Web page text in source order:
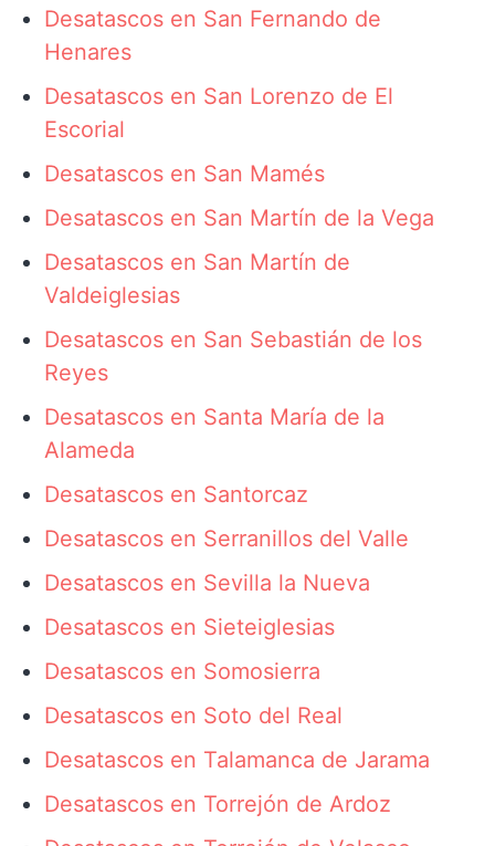
Desatascos en San Fernando de
Henares
Desatascos en San Lorenzo de El
Escorial
Desatascos en San Mamés
Desatascos en San Martín de la Vega
Desatascos en San Martín de
Valdeiglesias
Desatascos en San Sebastián de los
Reyes
Desatascos en Santa María de la
Alameda
Desatascos en Santorcaz
Desatascos en Serranillos del Valle
Desatascos en Sevilla la Nueva
Desatascos en Sieteiglesias
Desatascos en Somosierra
Desatascos en Soto del Real
Desatascos en Talamanca de Jarama
Desatascos en Torrejón de Ardoz